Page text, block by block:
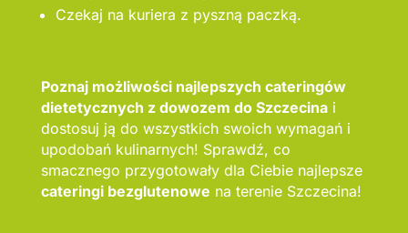
Czekaj na kuriera z pyszną paczką.
Poznaj możliwości najlepszych cateringów
dietetycznych z dowozem do Szczecinai
dostosuj ją do wszystkich swoich wymagań i
upodobań kulinarnych! Sprawdź, co
smacznego przygotowały dla Ciebie najlepsze
cateringi bezglutenowe na terenie Szczecina!